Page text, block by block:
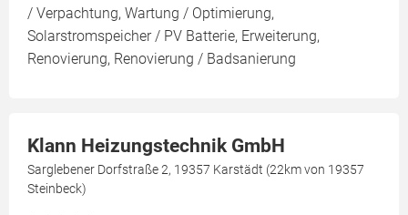
/ Verpachtung, Wartung / Optimierung,
Solarstromspeicher / PV Batterie, Erweiterung,
Renovierung, Renovierung / Badsanierung
Klann Heizungstechnik GmbH
Sarglebener Dorfstraße 2, 19357 Karstädt (22km von 19357
Steinbeck)